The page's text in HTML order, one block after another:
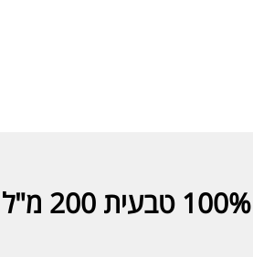
שוורץ חמאת שיאה 100% טבעית 200 מ"ל